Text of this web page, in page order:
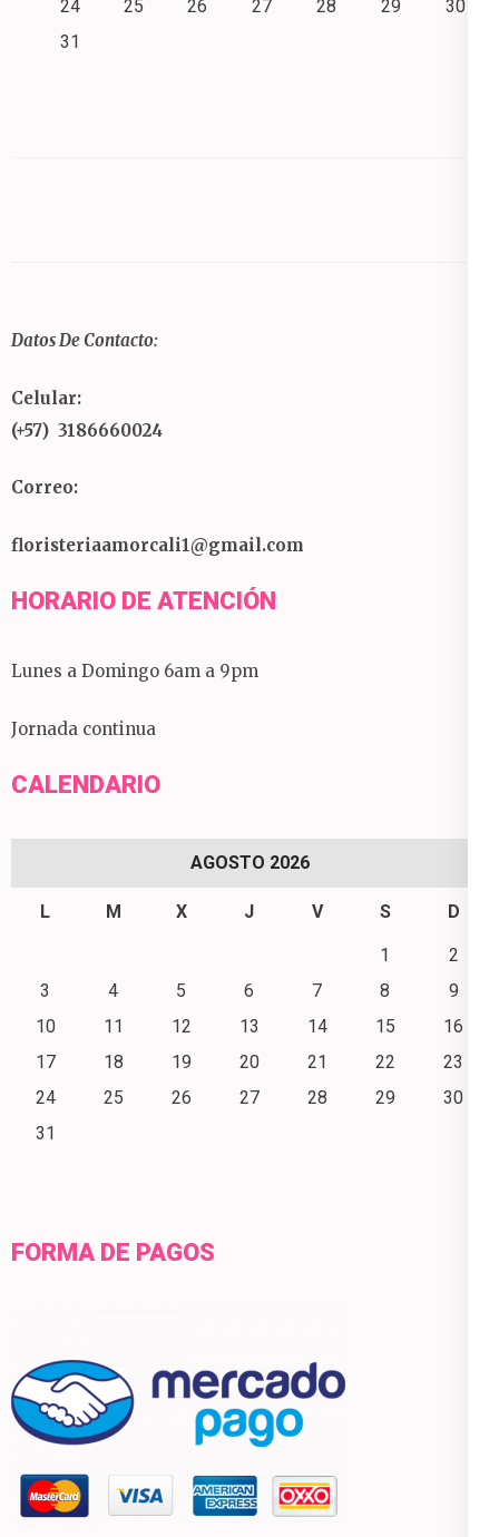
24 25 26 27 28 29
30
31
Datos De Contacto:
Celular:
(+57) 3186660024
Correo:
floristeriaamorcali1@gmail.com
HORARIO DE ATENCIÓN
Lunes a Domingo 6am a 9pm
Jornada continua
CALENDARIO
AGOSTO 2026
L M X J V S D
1
2
3
4 5 6 7 8
9
10
11 12 13 14 15
16
17
18 19 20 21 22
23
24
25 26 27 28 29
30
31
FORMA DE PAGOS